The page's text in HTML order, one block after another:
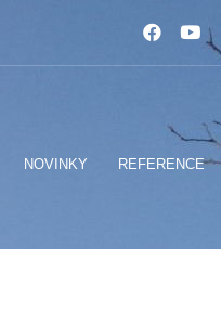
NOVINKY REFERENCE